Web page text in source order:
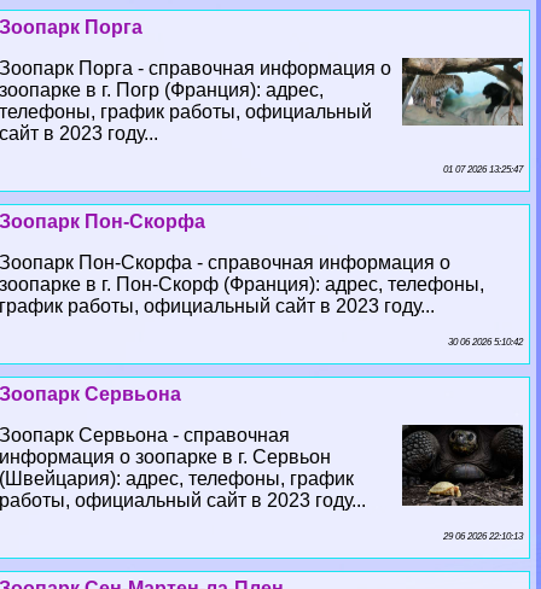
Зоопарк Порга
Зоопарк Порга - справочная информация о
зоопарке в г. Погр (Франция): адрес,
телефоны, график работы, официальный
сайт в 2023 году...
01 07 2026 13:25:47
Зоопарк Пон-Скорфа
Зоопарк Пон-Скорфа - справочная информация о
зоопарке в г. Пон-Скорф (Франция): адрес, телефоны,
график работы, официальный сайт в 2023 году...
30 06 2026 5:10:42
Зоопарк Сервьона
Зоопарк Сервьона - справочная
информация о зоопарке в г. Сервьон
(Швейцария): адрес, телефоны, график
работы, официальный сайт в 2023 году...
29 06 2026 22:10:13